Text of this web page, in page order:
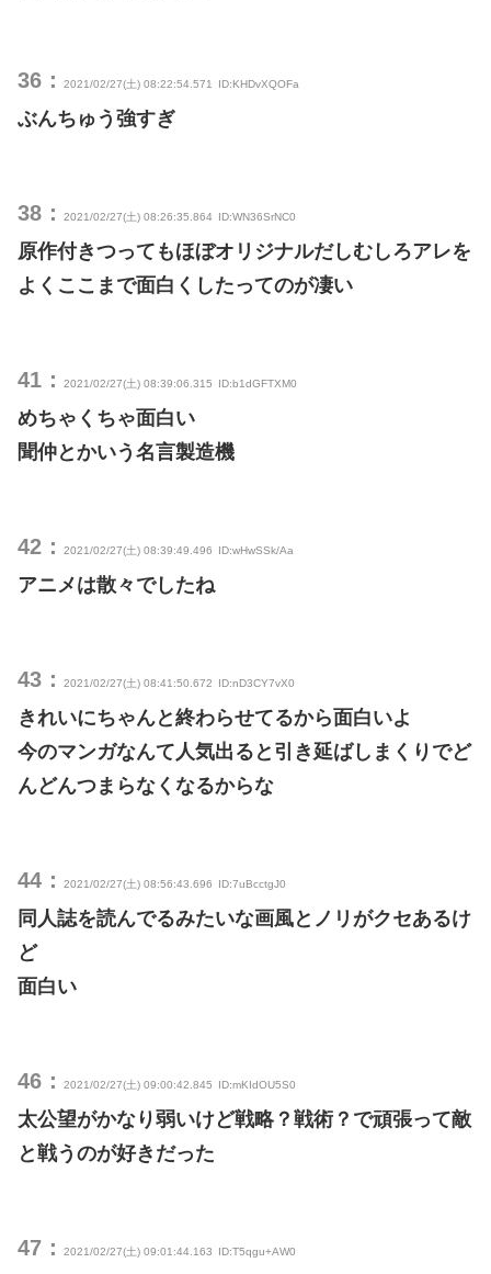
36： 2021/02/27(土) 08:22:54.571 ID:KHDvXQOFa
ぶんちゅう強すぎ
38： 2021/02/27(土) 08:26:35.864 ID:WN36SrNC0
原作付きつってもほぼオリジナルだしむしろアレを
よくここまで面白くしたってのが凄い
41： 2021/02/27(土) 08:39:06.315 ID:b1dGFTXM0
めちゃくちゃ面白い
聞仲とかいう名言製造機
42： 2021/02/27(土) 08:39:49.496 ID:wHwSSk/Aa
アニメは散々でしたね
43： 2021/02/27(土) 08:41:50.672 ID:nD3CY7vX0
きれいにちゃんと終わらせてるから面白いよ
今のマンガなんて人気出ると引き延ばしまくりでど
んどんつまらなくなるからな
44： 2021/02/27(土) 08:56:43.696 ID:7uBcctgJ0
同人誌を読んでるみたいな画風とノリがクセあるけ
ど
面白い
46： 2021/02/27(土) 09:00:42.845 ID:mKIdOU5S0
太公望がかなり弱いけど戦略？戦術？で頑張って敵
と戦うのが好きだった
47： 2021/02/27(土) 09:01:44.163 ID:T5qgu+AW0